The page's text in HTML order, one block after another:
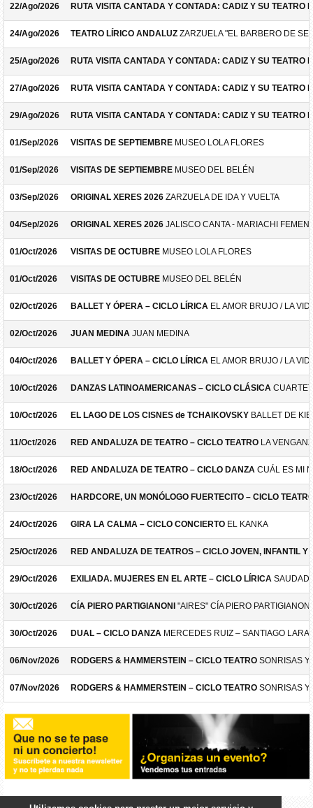
22/Ago/2026 RUTA VISITA CANTADA Y CONTADA: CADIZ Y SU TEATRO
24/Ago/2026 TEATRO LÍRICO ANDALUZ ZARZUELA "EL BARBERO DE
25/Ago/2026 RUTA VISITA CANTADA Y CONTADA: CADIZ Y SU TEATRO
27/Ago/2026 RUTA VISITA CANTADA Y CONTADA: CADIZ Y SU TEATRO
29/Ago/2026 RUTA VISITA CANTADA Y CONTADA: CADIZ Y SU TEATRO
01/Sep/2026 VISITAS DE SEPTIEMBRE MUSEO LOLA FLORES
01/Sep/2026 VISITAS DE SEPTIEMBRE MUSEO DEL BELÉN
03/Sep/2026 ORIGINAL XERES 2026 ZARZUELA DE IDA Y VUELTA
04/Sep/2026 ORIGINAL XERES 2026 JALISCO CANTA - MARIACHI
01/Oct/2026 VISITAS DE OCTUBRE MUSEO LOLA FLORES
01/Oct/2026 VISITAS DE OCTUBRE MUSEO DEL BELÉN
02/Oct/2026 BALLET Y ÓPERA – CICLO LÍRICA EL AMOR BRUJO / LA
02/Oct/2026 JUAN MEDINA JUAN MEDINA
04/Oct/2026 BALLET Y ÓPERA – CICLO LÍRICA EL AMOR BRUJO / LA
10/Oct/2026 DANZAS LATINOAMERICANAS – CICLO CLÁSICA
10/Oct/2026 EL LAGO DE LOS CISNES de TCHAIKOVSKY BALLET DE
11/Oct/2026 RED ANDALUZA DE TEATRO – CICLO TEATRO LA
18/Oct/2026 RED ANDALUZA DE TEATRO – CICLO DANZA CUÁL ES MI
23/Oct/2026 HARDCORE, UN MONÓLOGO FUERTECITO – CICLO
24/Oct/2026 GIRA LA CALMA – CICLO CONCIERTO EL KANKA
25/Oct/2026 RED ANDALUZA DE TEATROS – CICLO JOVEN, INFANTIL Y
29/Oct/2026 EXILIADA. MUJERES EN EL ARTE – CICLO LÍRICA
30/Oct/2026 CÍA PIERO PARTIGIANONI "AIRES" CÍA PIERO PARTIGIANONI
30/Oct/2026 DUAL – CICLO DANZA MERCEDES RUIZ – SANTIAGO LARA
06/Nov/2026 RODGERS & HAMMERSTEIN – CICLO TEATRO SONRISAS Y
07/Nov/2026 RODGERS & HAMMERSTEIN – CICLO TEATRO SONRISAS Y